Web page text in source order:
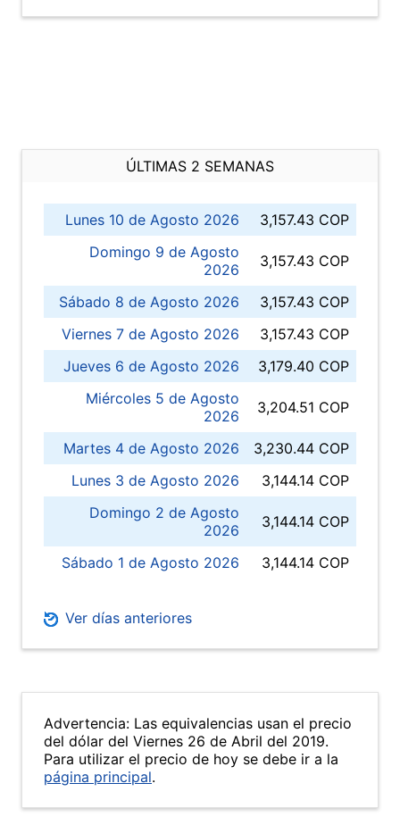
ÚLTIMAS 2 SEMANAS
Lunes 10 de Agosto 2026
3,157.43 COP
Domingo 9 de Agosto
2026
3,157.43 COP
Sábado 8 de Agosto 2026
3,157.43 COP
Viernes 7 de Agosto 2026
3,157.43 COP
Jueves 6 de Agosto 2026
3,179.40 COP
Miércoles 5 de Agosto
2026
3,204.51 COP
Martes 4 de Agosto 2026
3,230.44 COP
Lunes 3 de Agosto 2026
3,144.14 COP
Domingo 2 de Agosto
2026
3,144.14 COP
Sábado 1 de Agosto 2026 3,144.14 COP
Ver días anteriores
Advertencia: Las equivalencias usan el precio
del dólar del Viernes 26 de Abril del 2019.
Para utilizar el precio de hoy se debe ir a la
página principal.